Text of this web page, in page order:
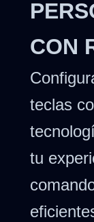
CON
teclas
tu